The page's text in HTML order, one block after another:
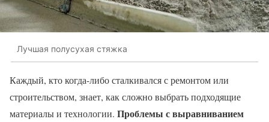
Лучшая полусухая стяжка
Каждый, кто когда-либо сталкивался с ремонтом или
строительством, знает, как сложно выбрать подходящие
материалы и технологии. Проблемы с выравниванием